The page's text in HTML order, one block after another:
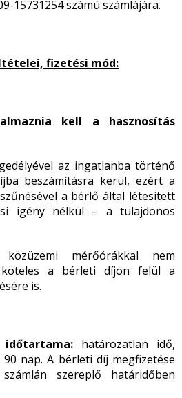
15731254 számú számlájára.
fizetési mód:
kell a hasznosítás
az ingatlanba történő
beszámításra kerül, ezért a
a bérlő által létesített
igény nélkül – a tulajdonos
mérőórákkal nem
a bérleti díjon felül a
is.
határozatlan idő,
nap. A bérleti díj megfizetése
szereplő határidőben